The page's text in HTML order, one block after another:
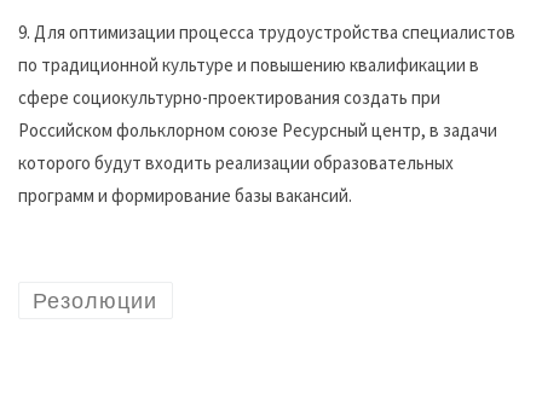
9. Для оптимизации процесса трудоустройства специалистов
по традиционной культуре и повышению квалификации в
сфере социокультурно-проектирования создать при
Российском фольклорном союзе Ресурсный центр, в задачи
которого будут входить реализации образовательных
программ и формирование базы вакансий.
Резолюции